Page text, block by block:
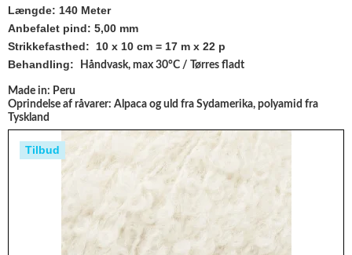
Længde: 140 Meter
Anbefalet pind: 5,00 mm
Strikkefasthed: 10 x 10 cm = 17 m x 22 p
Behandling:
Håndvask, max 30°C / Tørres fladt
Made in: Peru
Oprindelse af råvarer: Alpaca og uld fra Sydamerika, polyamid fra
Tyskland
Tilbud